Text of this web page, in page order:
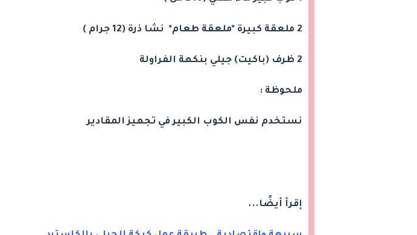
2 ملعقة كبيرة *ملعقة طعام* نشا ذرة (12 جرام )
2 ظرف (باكيت) جيلي بنكهة الفراولة
ملحوظة :
نستخدم نفس الكوب الكبير في تجهيز المقادير
إقرأ أيضًا...